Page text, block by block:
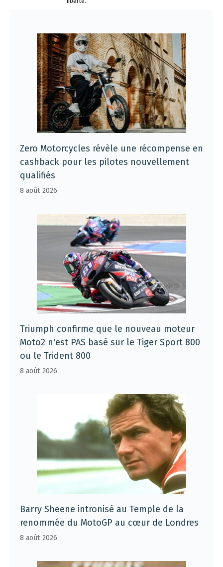
Zero Motorcycles révèle une récompense en
cashback pour les pilotes nouvellement
qualifiés
8 août 2026
Triumph confirme que le nouveau moteur
Moto2 n'est PAS basé sur le Tiger Sport 800
ou le Trident 800
8 août 2026
Barry Sheene intronisé au Temple de la
renommée du MotoGP au cœur de Londres
8 août 2026